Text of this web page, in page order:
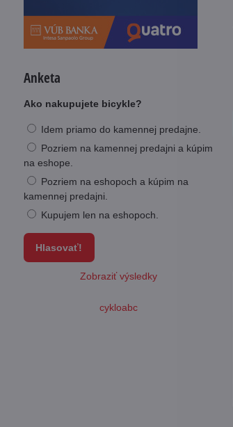
Anketa
Ako nakupujete bicykle?
Idem priamo do kamennej predajne.
Pozriem na kamennej predajni a kúpim
na eshope.
Pozriem na eshopoch a kúpim na
kamennej predajni.
Kupujem len na eshopoch.
Hlasovať!
Zobraziť výsledky
cykloabc